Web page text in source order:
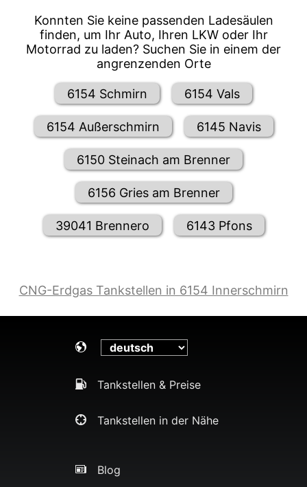
Konnten Sie keine passenden Ladesäulen
finden, um Ihr Auto, Ihren LKW oder Ihr
Motorrad zu laden? Suchen Sie in einem der
angrenzenden Orte
6154 Schmirn 6154 Vals
6154 Außerschmirn 6145 Navis
6150 Steinach am Brenner
6156 Gries am Brenner
39041 Brennero 6143 Pfons
CNG-Erdgas Tankstellen in 6154 Innerschmirn
Tankstellen & Preise
Tankstellen in der Nähe
Blog